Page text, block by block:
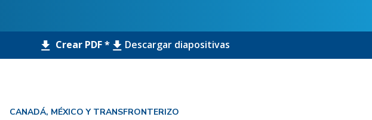
Crear PDF * Descargar diapositivas
CANADÁ, MÉXICO Y TRANSFRONTERIZO